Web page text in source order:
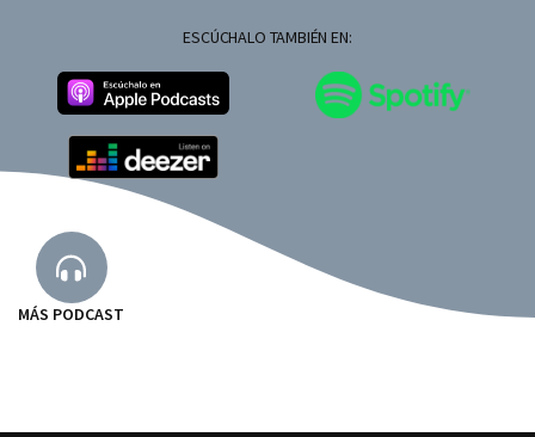
ESCÚCHALO TAMBIÉN EN:
MÁS PODCAST